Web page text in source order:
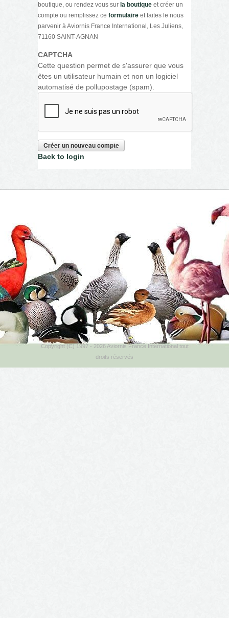
boutique, ou rendez vous sur la boutique et créer un
compte ou remplissez ce formulaire et faites le nous
parvenir à Aviornis France International, Les Juliens,
71160 SAINT-AGNAN
CAPTCHA
Cette question permet de s'assurer que vous
êtes un utilisateur humain et non un logiciel
automatisé de pollupostage (spam).
Back to login
Copyright (C) 1997 - 2026 Aviornis France International tout
droits réservés